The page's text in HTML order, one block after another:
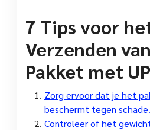
7 Tips voor
Verzenden
Pakket met
Zorg ervoor dat je het
beschermt tegen schade.
Controleer of het